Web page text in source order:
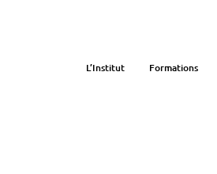
L’Institut Formations